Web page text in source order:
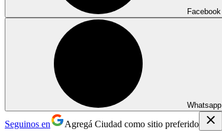
Facebook
Whatsapp
Seguinos en Agregá Ciudad como sitio preferido